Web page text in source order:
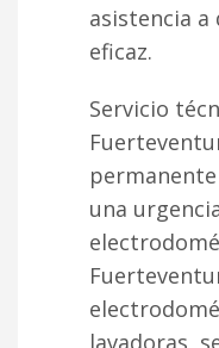
asistencia
eficaz.
Servicio
una
lavadoras,